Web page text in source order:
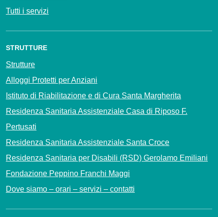
Tutti i servizi
STRUTTURE
Strutture
Alloggi Protetti per Anziani
Istituto di Riabilitazione e di Cura Santa Margherita
Residenza Sanitaria Assistenziale Casa di Riposo F.
Pertusati
Residenza Sanitaria Assistenziale Santa Croce
Residenza Sanitaria per Disabili (RSD) Gerolamo Emiliani
Fondazione Peppino Franchi Maggi
Dove siamo – orari – servizi – contatti